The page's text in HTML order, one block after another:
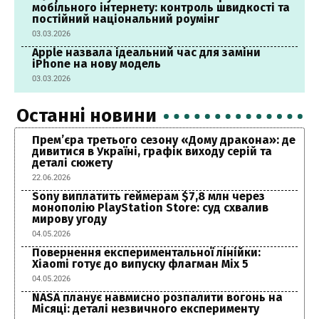
мобільного інтернету: контроль швидкості та
постійний національний роумінг
03.03.2026
Apple назвала ідеальний час для заміни
iPhone на нову модель
03.03.2026
Останні новини
Прем’єра третього сезону «Дому дракона»: де
дивитися в Україні, графік виходу серій та
деталі сюжету
22.06.2026
Sony виплатить геймерам $7,8 млн через
монополію PlayStation Store: суд схвалив
мирову угоду
04.05.2026
Повернення експериментальної лінійки:
Xiaomi готує до випуску флагман Mix 5
04.05.2026
NASA планує навмисно розпалити вогонь на
Місяці: деталі незвичного експерименту